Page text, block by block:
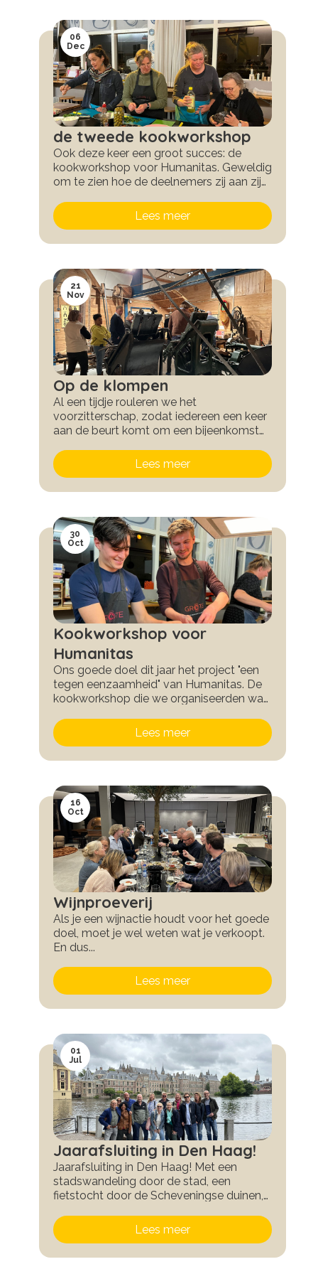
06
Dec
de tweede kookworkshop
Ook deze keer een groot succes: de
kookworkshop voor Humanitas. Geweldig
om te zien hoe de deelnemers zij aan zij
Tijdens het koken ontstaan mooie
gesprekken. En als afsluiter wordt
Lees meer
21
Nov
Op de klompen
Al een tijdje rouleren we het
voorzitterschap, zodat iedereen een keer
aan de beurt komt om een bijeenkomst
bijzondere plekken. Zoals deze: het
klompenmuseum in Eelde
Lees meer
30
Oct
Kookworkshop voor
Humanitas
Ons goede doel dit jaar het project "een
tegen eenzaamheid" van Humanitas. De
kookworkshop die we organiseerden was
op. En heel lekker eten natuurlijk.
Lees meer
16
Oct
Wijnproeverij
Als je een wijnactie houdt voor het goede
doel, moet je wel weten wat je verkoopt.
En dus...
Lees meer
01
Jul
Jaarafsluiting in Den Haag!
Jaarafsluiting in Den Haag! Met een
stadswandeling door de stad, een
fietstocht door de Scheveningse duinen,
lol.
Lees meer